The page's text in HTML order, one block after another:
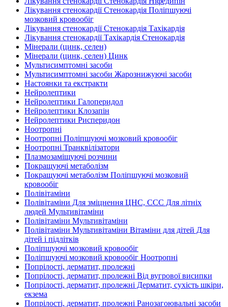
Лікування стенокардії Стенокардія Поліпшуючі
мозковий кровообіг
Лікування стенокардії Стенокардія Тахікардія
Лікування стенокардії Тахікардія Стенокардія
Мінерали (цинк, селен)
Мінерали (цинк, селен) Цинк
Мультисимптомні засоби
Мультисимптомні засоби Жарознижуючі засоби
Настоянки та екстракти
Нейролептики
Нейролептики Галоперидол
Нейролептики Клозапін
Нейролептики Рисперидон
Ноотропні
Ноотропні Поліпшуючі мозковий кровообіг
Ноотропні Транквілізатори
Плазмозаміщуючі розчини
Покращуючі метаболізм
Покращуючі метаболізм Поліпшуючі мозковий
кровообіг
Полівітаміни
Полівітаміни Для зміцнення ЦНС, ССС Для літніх
людей Мультивітаміни
Полівітаміни Мультивітаміни
Полівітаміни Мультивітаміни Вітаміни для дітей Для
дітей і підлітків
Поліпшуючі мозковий кровообіг
Поліпшуючі мозковий кровообіг Ноотропні
Попрілості, дерматит, пролежні
Попрілості, дерматит, пролежні Від вугрової висипки
Попрілості, дерматит, пролежні Дерматит, сухість шкіри,
екзема
Попрілості, дерматит, пролежні Ранозагоювальні засоби